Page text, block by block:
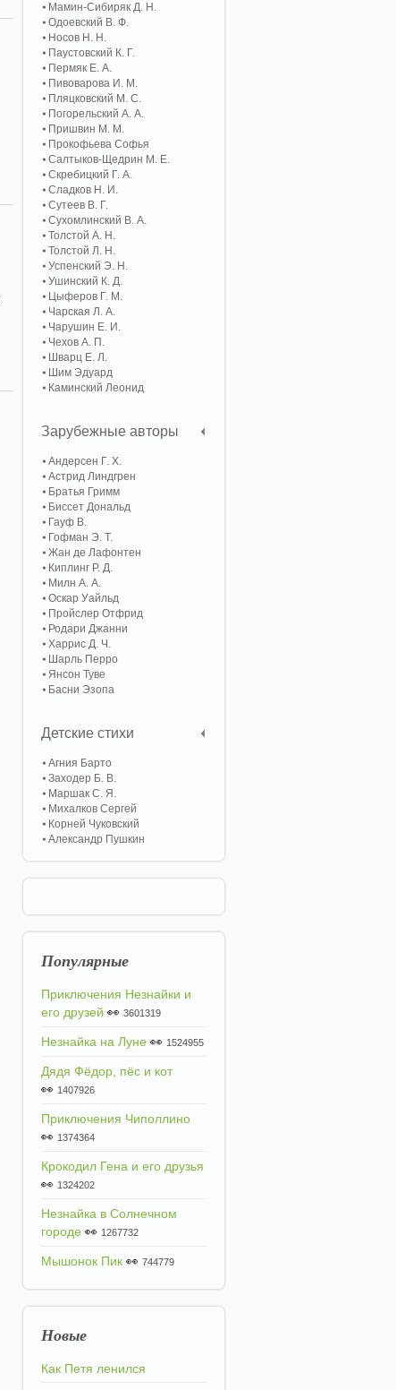
Мамин-Сибиряк Д. Н.
Одоевский В. Ф.
Носов Н. Н.
Паустовский К. Г.
Пермяк Е. А.
Пивоварова И. М.
Пляцковский М. С.
Погорельский А. A.
Пришвин М. М.
Прокофьева Софья
Салтыков-Щедрин М. Е.
Скребицкий Г. А.
Сладков Н. И.
Сутеев В. Г.
Сухомлинский В. А.
Толстой А. Н.
Толстой Л. Н.
Успенский Э. Н.
Ушинский К. Д.
Цыферов Г. М.
Чарская Л. А.
Чарушин Е. И.
Чехов А. П.
Шварц Е. Л.
Шим Эдуард
Каминский Леонид
Зарубежные авторы
Андерсен Г. Х.
Астрид Линдгрен
Братья Гримм
Биссет Дональд
Гауф В.
Гофман Э. Т.
Жан де Лафонтен
Киплинг Р. Д.
Милн А. А.
Оскар Уайльд
Пройслер Отфрид
Родари Джанни
Харрис Д. Ч.
Шарль Перро
Янсон Туве
Басни Эзопа
Детские стихи
Агния Барто
Заходер Б. В.
Маршак С. Я.
Михалков Сергей
Корней Чуковский
Александр Пушкин
Популярные
Приключения Незнайки и
его друзей 👀 3601319
Незнайка на Луне 👀 1524955
Дядя Фёдор, пёс и кот
👀 1407926
Приключения Чиполлино
👀 1374364
Крокодил Гена и его друзья
👀 1324202
Незнайка в Солнечном
городе 👀 1267732
Мышонок Пик 👀 744779
Новые
Как Петя ленился